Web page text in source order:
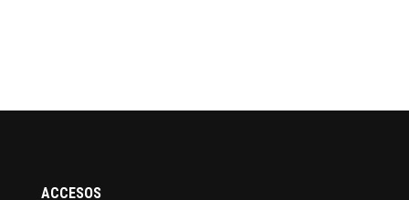
ACCESOS